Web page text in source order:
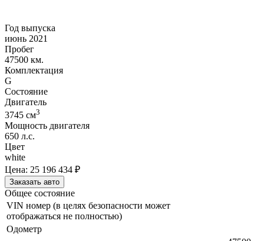
Год выпуска
июнь 2021
Пробег
47500 км.
Комплектация
G
Состояние
Двигатель
3745 cм3
Мощность двигателя
650 л.с.
Цвет
white
Цена: 25 196 434 ₽
Заказать авто
Общее состояние
VIN номер (в целях безопасности может
отображаться не полностью)
Одометр